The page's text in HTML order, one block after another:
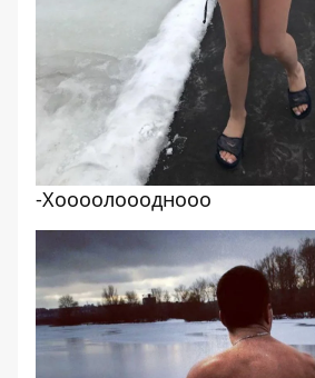
-Хоооолоооднооо